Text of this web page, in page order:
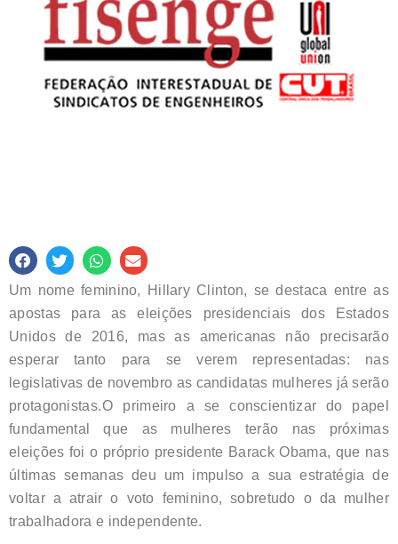
Um nome feminino, Hillary Clinton, se destaca entre as
apostas para as eleições presidenciais dos Estados
Unidos de 2016, mas as americanas não precisarão
esperar tanto para se verem representadas: nas
legislativas de novembro as candidatas mulheres já serão
protagonistas.O primeiro a se conscientizar do papel
fundamental que as mulheres terão nas próximas
eleições foi o próprio presidente Barack Obama, que nas
últimas semanas deu um impulso a sua estratégia de
voltar a atrair o voto feminino, sobretudo o da mulher
trabalhadora e independente.